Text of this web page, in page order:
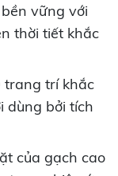
vững với
thời tiết khắc
trang trí khắc
dùng bởi tích
của gạch cao